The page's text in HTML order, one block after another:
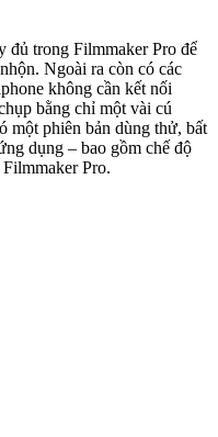
các
dụng – bao gồm chế độ
Filmmaker Pro.